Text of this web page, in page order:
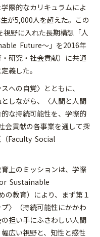
際的なカリキュラムによ
が5,000人を超えた。この
野に入れた長期構想「人
Future～」を2016年
研究・社会貢献）に共通
義した。
への自覚〉とともに、
しながら、〈人間と人間
な持続可能性を、学際的
会貢献の各事業を通して探
（Faculty Social
上のミッションは、学際
Sustainable
教育）により、まず第１
〉（持続可能性にかかわ
担い手にふさわしい人間
広い視野と、知性と感性